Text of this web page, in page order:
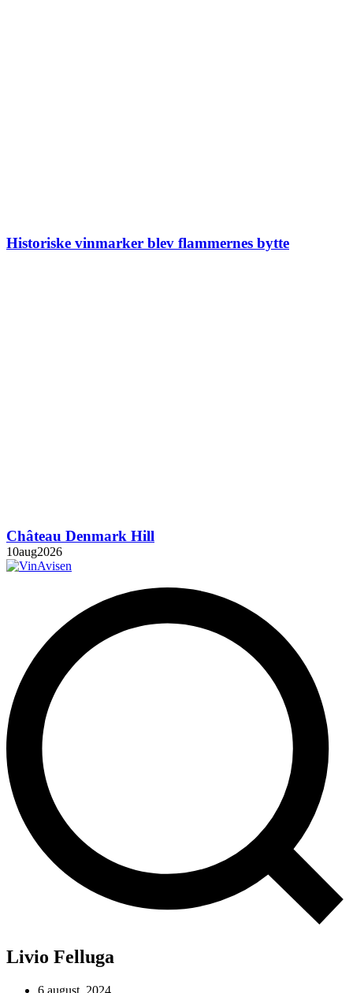
Historiske vinmarker blev flammernes bytte
Château Denmark Hill
10aug2026
Livio Felluga
6 august, 2024